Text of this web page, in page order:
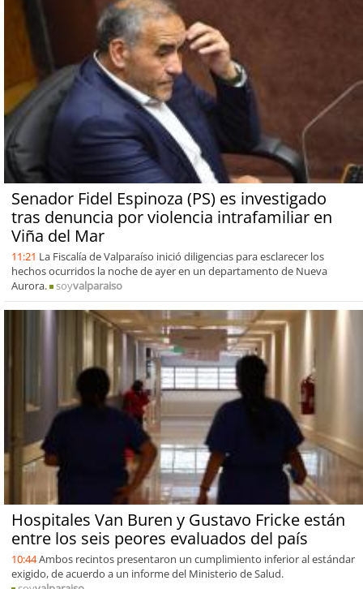
Senador Fidel Espinoza (PS) es investigado
tras denuncia por violencia intrafamiliar en
Viña del Mar
11:21 La Fiscalía de Valparaíso inició diligencias para esclarecer los
hechos ocurridos la noche de ayer en un departamento de Nueva
Aurora.
soyvalparaiso
Hospitales Van Buren y Gustavo Fricke están
entre los seis peores evaluados del país
10:44Ambos recintos presentaron un cumplimiento inferior al estándar
exigido, de acuerdo a un informe del Ministerio de Salud.